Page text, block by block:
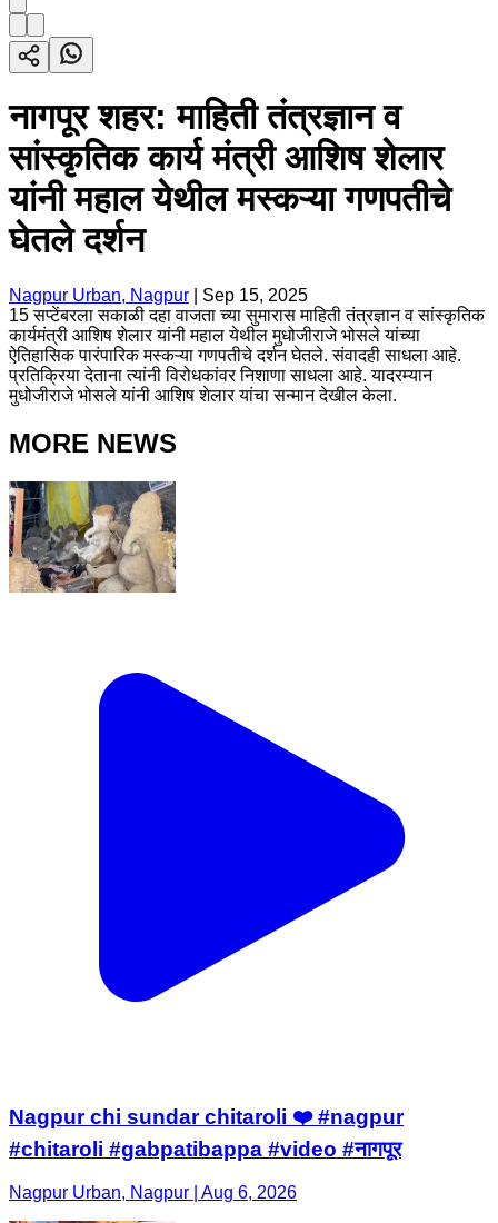
नागपूर शहर: माहिती तंत्रज्ञान व
सांस्कृतिक कार्य मंत्री आशिष शेलार
यांनी महाल येथील मस्कऱ्या गणपतीचे
घेतले दर्शन
Nagpur Urban, Nagpur
Sep 15, 2025
15 सप्टेंबरला सकाळी दहा वाजता च्या सुमारास माहिती तंत्रज्ञान व सांस्कृतिक
कार्यमंत्री आशिष शेलार यांनी महाल येथील मुधोजीराजे भोसले यांच्या
ऐतिहासिक पारंपारिक मस्कऱ्या गणपतीचे दर्शन घेतले. संवादही साधला आहे.
प्रतिक्रिया देताना त्यांनी विरोधकांवर निशाणा साधला आहे. यादरम्यान
मुधोजीराजे भोसले यांनी आशिष शेलार यांचा सन्मान देखील केला.
MORE NEWS
Nagpur chi sundar chitaroli ❤️ #nagpur
#chitaroli #gabpatibappa #video #नागपूर
Nagpur Urban, Nagpur | Aug 6, 2026